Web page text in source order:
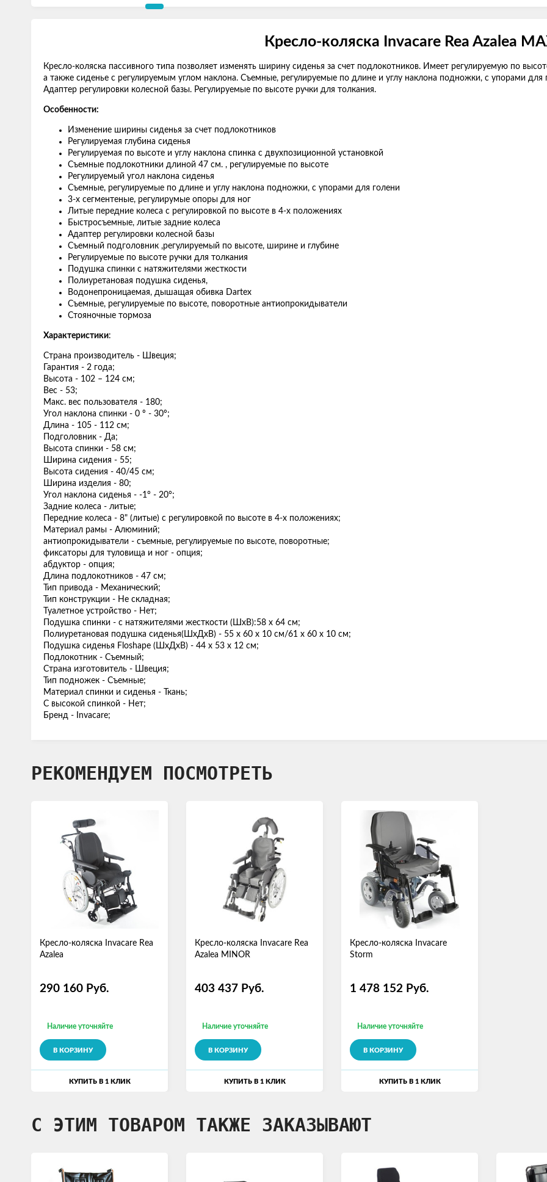
Кресло-коляска Invacare Rea Azalea
Кресло-коляска пассивного типа позволяет изменять ширину сиденья за счет подлокотников. Имеет регулируемую по
а также сиденье с регулируемым углом наклона. Съемные, регулируемые по длине и углу наклона подножки, с упорами
Адаптер регулировки колесной базы. Регулируемые по высоте ручки для толкания.
Особенности:
Изменение ширины сиденья за счет подлокотников
Регулируемая глубина сиденья
Регулируемая по высоте и углу наклона спинка с двухпозиционной установкой
Съемные подлокотники длиной 47 см. , регулируемые по высоте
Регулируемый угол наклона сиденья
Съемные, регулируемые по длине и углу наклона подножки, с упорами для голени
3-х сегментеные, регулирумые опоры для ног
Литые передние колеса с регулировкой по высоте в 4-х положениях
Быстросъемные, литые задние колеса
Адаптер регулировки колесной базы
Съемный подголовник ,регулируемый по высоте, ширине и глубине
Регулируемые по высоте ручки для толкания
Подушка спинки с натяжителями жесткости
Полиуретановая подушка сиденья,
Водонепроницаемая, дышащая обивка Dartex
Съемные, регулируемые по высоте, поворотные антиопрокидыватели
Стояночные тормоза
Характеристики:
Страна производитель - Швеция;
Гарантия - 2 года;
Высота - 102 – 124 см;
Вес - 53;
Макс. вес пользователя - 180;
Угол наклона спинки - 0 º - 30º;
Длина - 105 - 112 cм;
Подголовник - Да;
Высота спинки - 58 см;
Ширина сидения - 55;
Высота сидения - 40/45 см;
Ширина изделия - 80;
Угол наклона сиденья - -1° - 20°;
Задние колеса - литые;
Передние колеса - 8" (литые) с регулировкой по высоте в 4-х положениях;
Материал рамы - Алюминий;
антиопрокидыватели - съемные, регулируемые по высоте, поворотные;
фиксаторы для туловища и ног - опция;
абдуктор - опция;
Длина подлокотников - 47 см;
Тип привода - Механический;
Тип конструкции - Не складная;
Туалетное устройство - Нет;
Подушка спинки - с натяжителями жесткости (ШхВ):58 х 64 см;
Полиуретановая подушка сиденья(ШхДхВ) - 55 х 60 х 10 см/61 х 60 х 10 см;
Подушка сиденья Floshape (ШхДхВ) - 44 х 53 х 12 см;
Подлокотник - Съемный;
Страна изготовитель - Швеция;
Тип подножек - Съемные;
Материал спинки и сиденья - Ткань;
С высокой спинкой - Нет;
Бренд - Invacare;
РЕКОМЕНДУЕМ ПОСМОТРЕТЬ
Кресло-коляска Invacare Rea
Azalea
290 160 Руб.
Наличие уточняйте
В КОРЗИНУ
КУПИТЬ В 1 КЛИК
Кресло-коляска Invacare Rea
Azalea MINOR
403 437 Руб.
Наличие уточняйте
В КОРЗИНУ
КУПИТЬ В 1 КЛИК
Кресло-коляска Invacare
Storm
1 478 152 Руб.
Наличие уточняйте
В КОРЗИНУ
КУПИТЬ В 1 КЛИК
С ЭТИМ ТОВАРОМ ТАКЖЕ ЗАКАЗЫВАЮТ